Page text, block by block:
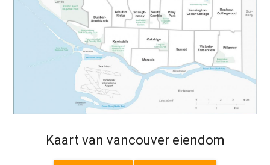
Kaart van vancouver eiendom